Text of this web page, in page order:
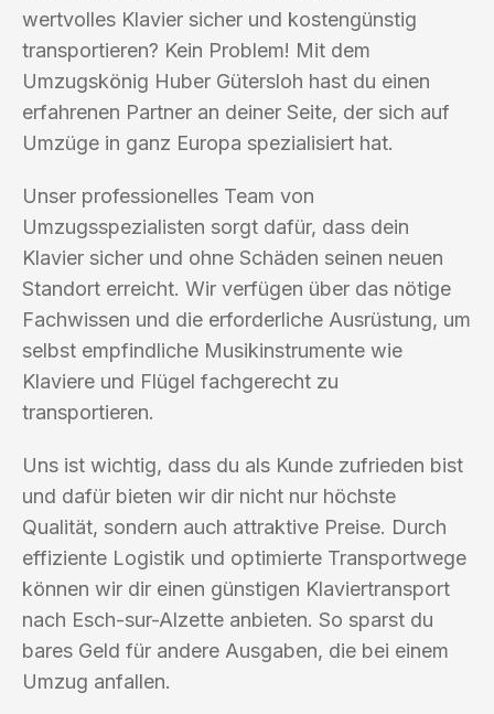
wertvolles Klavier sicher und kostengünstig
transportieren? Kein Problem! Mit dem
Umzugskönig Huber Gütersloh hast du einen
erfahrenen Partner an deiner Seite, der sich auf
Umzüge in ganz Europa spezialisiert hat.
Unser professionelles Team von
Umzugsspezialisten sorgt dafür, dass dein
Klavier sicher und ohne Schäden seinen neuen
Standort erreicht. Wir verfügen über das nötige
Fachwissen und die erforderliche Ausrüstung, um
selbst empfindliche Musikinstrumente wie
Klaviere und Flügel fachgerecht zu
transportieren.
Uns ist wichtig, dass du als Kunde zufrieden bist
und dafür bieten wir dir nicht nur höchste
Qualität, sondern auch attraktive Preise. Durch
effiziente Logistik und optimierte Transportwege
können wir dir einen günstigen Klaviertransport
nach Esch-sur-Alzette anbieten. So sparst du
bares Geld für andere Ausgaben, die bei einem
Umzug anfallen.